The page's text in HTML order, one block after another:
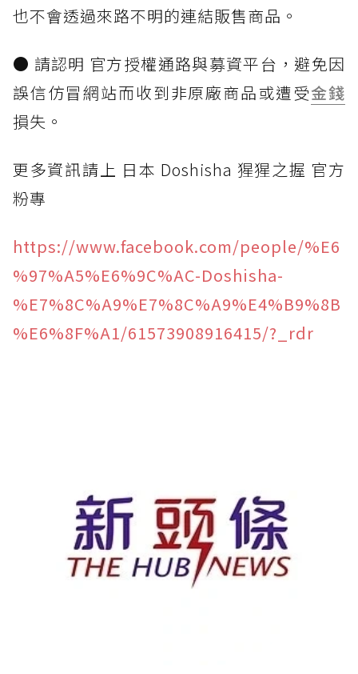
也不會透過來路不明的連結販售商品。
● 請認明 官方授權通路與募資平台，避免因
誤信仿冒網站而收到非原廠商品或遭受金錢
損失。
更多資訊請上 日本 Doshisha 猩猩之握 官方
粉專
https://www.facebook.com/people/%E6
%97%A5%E6%9C%AC-Doshisha-
%E7%8C%A9%E7%8C%A9%E4%B9%8B
%E6%8F%A1/61573908916415/?_rdr